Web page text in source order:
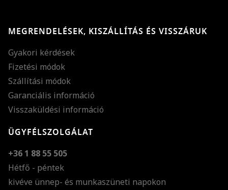
MEGRENDELÉSEK, KISZÁLLÍTÁS ÉS VISSZÁRUK
Gyakori kérdések
Fizetési módok
Szállítási módok
Garanciális információ
Visszaküldési információ
ÜGYFÉLSZOLGÁLAT
+36 1 88 55 505
Hétfő - péntek
kivéve ünnep- és munkaszüneti napokon